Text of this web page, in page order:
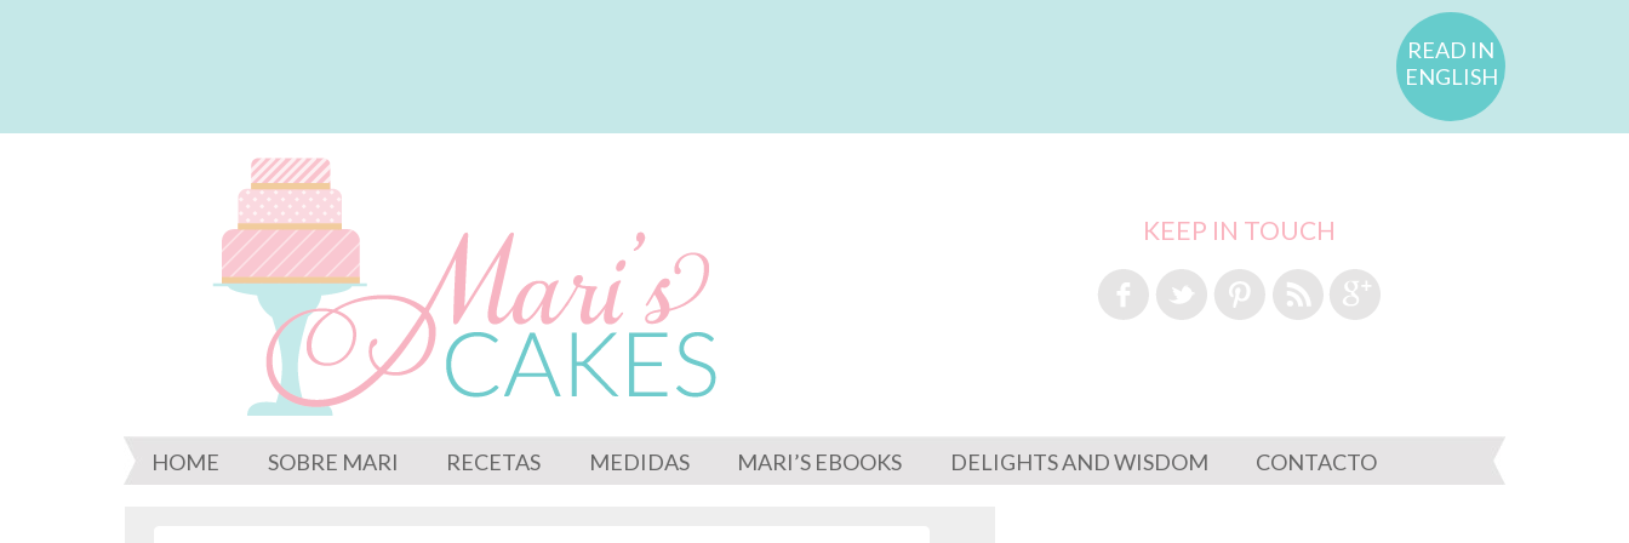
READ IN
ENGLISH
KEEP IN TOUCH
HOME SOBRE MARI RECETAS MEDIDAS MARI’S EBOOKS DELIGHTS AND WISDOM CONTACTO